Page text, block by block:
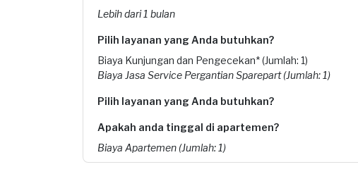
Lebih dari 1 bulan
Pilih layanan yang Anda butuhkan?
Biaya Kunjungan dan Pengecekan* (Jumlah: 1)
Biaya Jasa Service Pergantian Sparepart (Jumlah: 1)
Pilih layanan yang Anda butuhkan?
Apakah anda tinggal di apartemen?
Biaya Apartemen (Jumlah: 1)